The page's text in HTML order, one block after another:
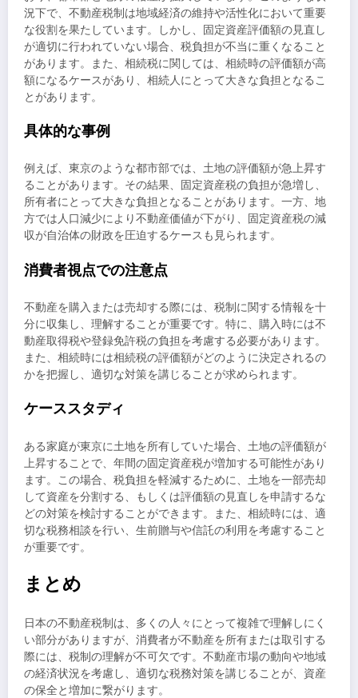
況下で、不動産税制は地域経済の維持や活性化において重要
な役割を果たしています。しかし、固定資産評価額の見直し
が適切に行われていない場合、税負担が不当に重くなること
があります。また、相続税に関しては、相続時の評価額が高
額になるケースがあり、相続人にとって大きな負担となるこ
とがあります。
具体的な事例
例えば、東京のような都市部では、土地の評価額が急上昇す
ることがあります。その結果、固定資産税の負担が急増し、
所有者にとって大きな負担となることがあります。一方、地
方では人口減少により不動産価値が下がり、固定資産税の減
収が自治体の財政を圧迫するケースも見られます。
消費者視点での注意点
不動産を購入または売却する際には、税制に関する情報を十
分に収集し、理解することが重要です。特に、購入時には不
動産取得税や登録免許税の負担を考慮する必要があります。
また、相続時には相続税の評価額がどのように決定されるの
かを把握し、適切な対策を講じることが求められます。
ケーススタディ
ある家庭が東京に土地を所有していた場合、土地の評価額が
上昇することで、年間の固定資産税が増加する可能性があり
ます。この場合、税負担を軽減するために、土地を一部売却
して資産を分割する、もしくは評価額の見直しを申請するな
どの対策を検討することができます。また、相続時には、適
切な税務相談を行い、生前贈与や信託の利用を考慮すること
が重要です。
まとめ
日本の不動産税制は、多くの人々にとって複雑で理解しにく
い部分がありますが、消費者が不動産を所有または取引する
際には、税制の理解が不可欠です。不動産市場の動向や地域
の経済状況を考慮し、適切な税務対策を講じることが、資産
の保全と増加に繋がります。